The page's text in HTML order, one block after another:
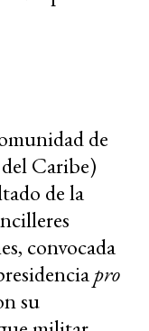
de
Caribe)
de la
convocada
pro
su